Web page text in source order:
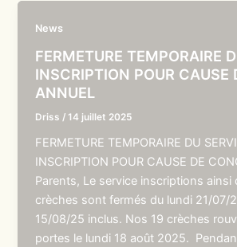
News
FERMETURE TEMPORAIRE
INSCRIPTION POUR CAUSE
ANNUEL
Driss /14 juillet 2025
FERMETURE TEMPORAIRE DU
INSCRIPTION POUR CAUSE DE
Parents, Le service inscriptions ainsi
crèches sont fermés du lundi 21/07/
15/08/25 inclus. Nos 19 crèches
portes le lundi 18 août 2025.